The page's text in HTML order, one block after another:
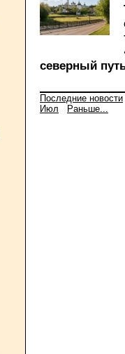
северный
Последние новости
Июл
Раньше...